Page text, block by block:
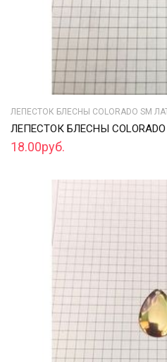
ЛЕПЕСТОК БЛЕСНЫ COLORADO SM
ЛЕПЕСТОК БЛЕСНЫ
18.00руб.